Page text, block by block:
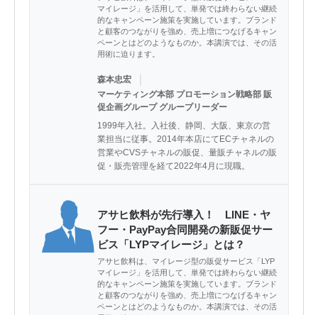
マイレージ」を活用して、単発では終わらない継続
的なキャンペーン施策を実施しています。ブランド
と顧客のつながりを強め、売上増につなげるキャン
ペーンとはどのようなものか。本講演では、その活
用術に迫ります。
森本忠宏
マーケティング本部 プロモーション戦略部 販
促企画グループ グループリーダー
1999年入社。入社後、静岡、大阪、東京の営
業担当に従事。2014年本店にてECチャネルの
営業やCVSチャネルの販促、量販チャネルの販
促・販売管理を経て2022年4月に現職。
アサヒ飲料が先行導入！ LINE・ヤ
フー・PayPay合同開発の新販促サー
ビス「LYPマイレージ」とは？
アサヒ飲料は、マイレージ型の販促サービス「LYP
マイレージ」を活用して、単発では終わらない継続
的なキャンペーン施策を実施しています。ブランド
と顧客のつながりを強め、売上増につなげるキャン
ペーンとはどのようなものか。本講演では、その活